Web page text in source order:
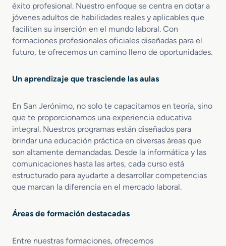
éxito profesional. Nuestro enfoque se centra en dotar a
jóvenes adultos de habilidades reales y aplicables que
faciliten su inserción en el mundo laboral. Con
formaciones profesionales oficiales diseñadas para el
futuro, te ofrecemos un camino lleno de oportunidades.
Un aprendizaje que trasciende las aulas
En San Jerónimo, no solo te capacitamos en teoría, sino
que te proporcionamos una experiencia educativa
integral. Nuestros programas están diseñados para
brindar una educación práctica en diversas áreas que
son altamente demandadas. Desde la informática y las
comunicaciones hasta las artes, cada curso está
estructurado para ayudarte a desarrollar competencias
que marcan la diferencia en el mercado laboral.
Áreas de formación destacadas
Entre nuestras formaciones, ofrecemos